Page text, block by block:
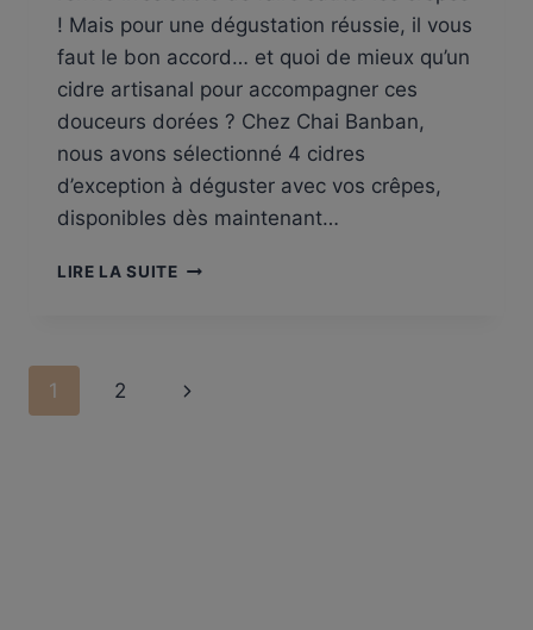
! Mais pour une dégustation réussie, il vous
faut le bon accord… et quoi de mieux qu’un
cidre artisanal pour accompagner ces
douceurs dorées ? Chez Chai Banban,
nous avons sélectionné 4 cidres
d’exception à déguster avec vos crêpes,
disponibles dès maintenant…
LIRE LA SUITELES
POUR
Navigation
1 2
Page